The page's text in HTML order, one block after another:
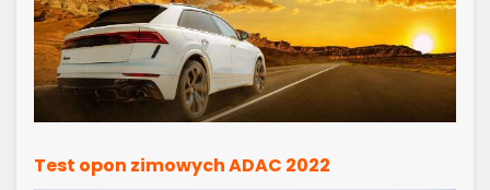
Test opon zimowych ADAC 2022